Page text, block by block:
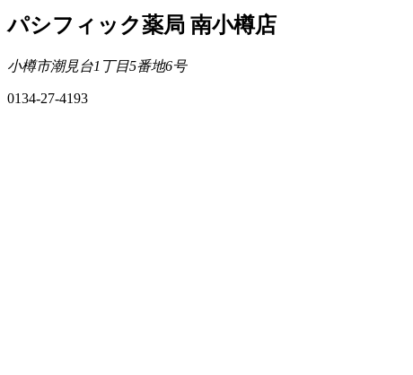
パシフィック薬局 南小樽店
小樽市潮見台1丁目5番地6号
0134-27-4193